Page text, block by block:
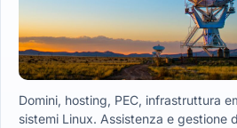
Domini, hosting, PEC, infrastruttura
sistemi Linux. Assistenza e gestione